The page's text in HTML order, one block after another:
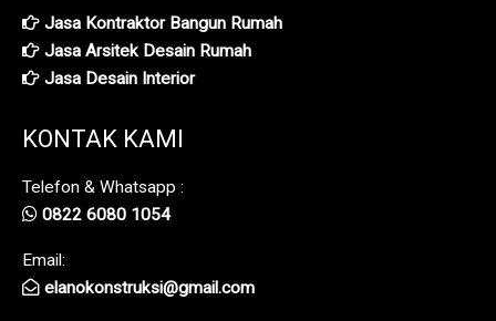
Jasa Kontraktor Bangun Rumah
Jasa Arsitek Desain Rumah
Jasa Desain Interior
KONTAK KAMI
Telefon & Whatsapp :
0822 6080 1054
Email:
elanokonstruksi@gmail.com